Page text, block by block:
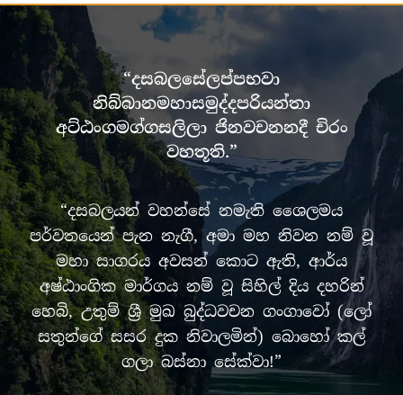
“දසබලසේලප්පභවා
නිබ්බානමහාසමුද්දපරියන්තා
අට්ඨංගමග්ගසලිලා ජිනවචනනදී චිරං
වහතූති.”
“දසබලයන් වහන්සේ නමැති ශෛලමය
පර්වතයෙන් පැන නැගී, අමා මහ නිවන නම් වූ
මහා සාගරය අවසන් කොට ඇති, ආර්ය
අෂ්ඨාංගික මාර්ගය නම් වූ සිහිල් දිය දහරින්
හෙබි, උතුම් ශ්‍රී මුඛ බුද්ධවචන ගංගාවෝ (ලෝ
සතුන්ගේ සසර දුක නිවාලමින්) බොහෝ කල්
ගලා බස්නා සේක්වා!”